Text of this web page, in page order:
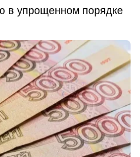
в упрощенном порядке